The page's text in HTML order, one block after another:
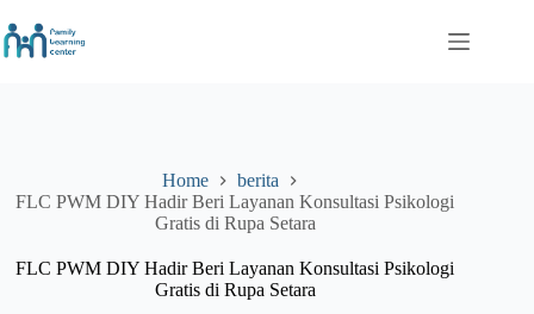
to
content
Home
berita
FLC PWM DIY Hadir Beri Layanan Konsultasi Psikologi
Gratis di Rupa Setara
FLC PWM DIY Hadir Beri Layanan Konsultasi Psikologi
Gratis di Rupa Setara